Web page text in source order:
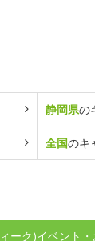
静岡県の
全国のキ
ーク)イベント